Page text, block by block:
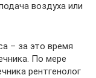
воздуха или
– за это время
По мере
рентгенолог